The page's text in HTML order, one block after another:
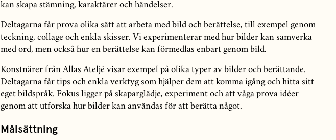
kan skapa stämning, karaktärer och händelser.
Deltagarna får prova olika sätt att arbeta med bild och berättelse, till exempel genom
teckning, collage och enkla skisser. Vi experimenterar med hur bilder kan samverka
med ord, men också hur en berättelse kan förmedlas enbart genom bild.
Konstnärer från Allas Ateljé visar exempel på olika typer av bilder och berättande.
Deltagarna får tips och enkla verktyg som hjälper dem att komma igång och hitta sitt
eget bildspråk. Fokus ligger på skaparglädje, experiment och att våga prova idéer
genom att utforska hur bilder kan användas för att berätta något.
Målsättning